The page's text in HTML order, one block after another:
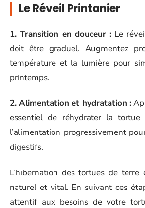
Le Réveil Printanier
1. Transition en douceur : Le
doit être graduel. Augmentez
température et la lumière pour
printemps.
2. Alimentation et hydratation :
essentiel de réhydrater la tortue
l’alimentation progressivement
digestifs.
L’hibernation des tortues de terre
naturel et vital. En suivant ces
attentif aux besoins de votre